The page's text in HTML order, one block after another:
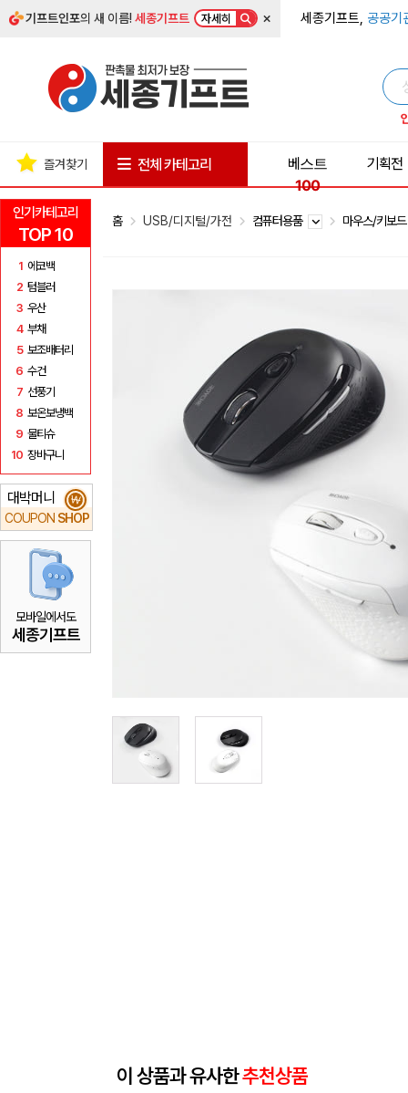
기프트인포의 새 이름!세종기프트 자세히 × 세종기프트, 공공기
인기카테고리
TOP 10
1 에코백
2 텀블러
3 우산
4 부채
5 보조배터리
6 수건
7 선풍기
8 보온보냉백
9 물티슈
10 장바구니
대박머니
COUPON SHOP
₩
모바일에서도
세종기프트
즐겨찾기 전체 카테고리
베스트
100
기획전
홈 USB/디지털/가전 컴퓨터용품 마우스/키보
이 상품과 유사한추천상품